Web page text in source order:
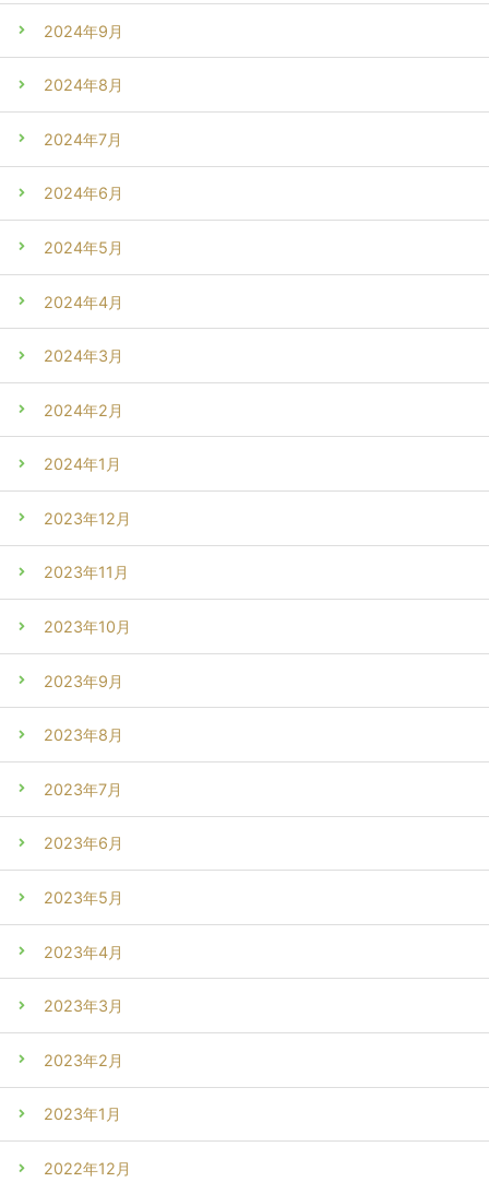
2024年9月
2024年8月
2024年7月
2024年6月
2024年5月
2024年4月
2024年3月
2024年2月
2024年1月
2023年12月
2023年11月
2023年10月
2023年9月
2023年8月
2023年7月
2023年6月
2023年5月
2023年4月
2023年3月
2023年2月
2023年1月
2022年12月